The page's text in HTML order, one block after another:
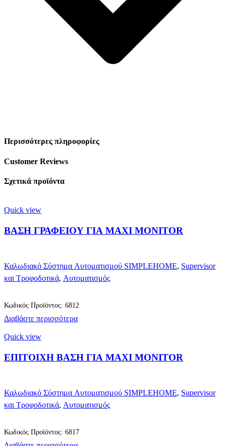
Περισσότερες πληροφορίες
Customer Reviews
Σχετικά προϊόντα
Quick view
ΒΑΣΗ ΓΡΑΦΕΙΟΥ ΓΙΑ MAXI MONITOR
Καλωδιακό Σύστημα Αυτοματισμού SIMPLEHOME, Supervisor
και Τροφοδοτικά, Αυτοματισμός
Διαβάστε περισσότερα
Κωδικός Προϊόντος: 6812
Quick view
ΕΠΙΤΟΙΧΗ ΒΑΣΗ ΓΙΑ MAXI MONITOR
Καλωδιακό Σύστημα Αυτοματισμού SIMPLEHOME, Supervisor
και Τροφοδοτικά, Αυτοματισμός
Κωδικός Προϊόντος: 6817